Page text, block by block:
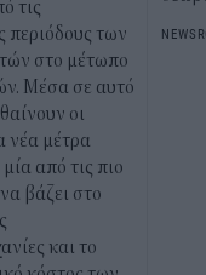
τις
περιόδους των
στο μέτωπο
Μέσα σε αυτό
οι
νέα μέτρα
από τις πιο
βάζει στο
και το